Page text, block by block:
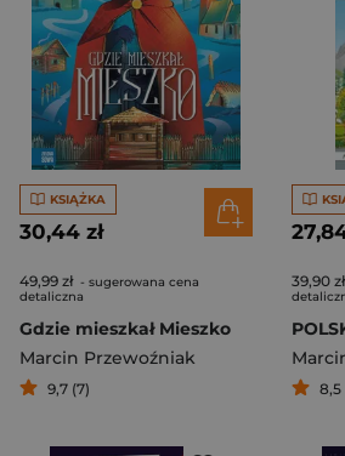
KSIĄŻKA
30,44 zł
49,99 zł - sugerowana cena
detaliczna
Gdzie mieszkał Mieszko
Marcin Przewoźniak
9,7 (7)
39,90 zł
8,5